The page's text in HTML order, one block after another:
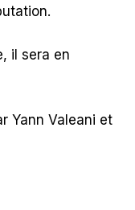
il sera en
Yann Valeani et